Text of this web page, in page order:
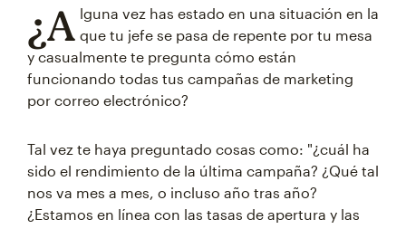
¿A lguna vez has estado en una situación en la
que tu jefe se pasa de repente por tu mesa
y casualmente te pregunta cómo están
funcionando todas tus campañas de marketing
por correo electrónico?
Tal vez te haya preguntado cosas como: "¿cuál ha
sido el rendimiento de la última campaña? ¿Qué tal
nos va mes a mes, o incluso año tras año?
¿Estamos en línea con las tasas de apertura y las